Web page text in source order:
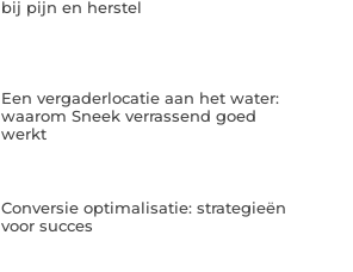
bij pijn en herstel
Een vergaderlocatie aan het water:
waarom Sneek verrassend goed
werkt
Conversie optimalisatie: strategieën
voor succes